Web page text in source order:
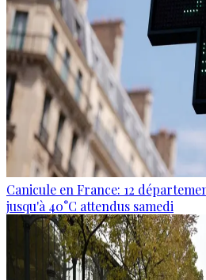
Canicule en France: 12
jusqu'à 40°C attendus samedi